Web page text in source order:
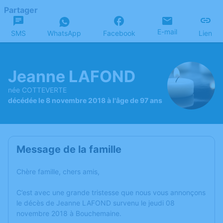
Partager
SMS WhatsApp Facebook E-mail Lien
Jeanne LAFOND
née COTTEVERTE
décédée le 8 novembre 2018 à l'âge de 97 ans
Message de la famille
Chère famille, chers amis,
C’est avec une grande tristesse que nous vous annonçons
le décès de Jeanne LAFOND survenu le jeudi 08
novembre 2018 à Bouchemaine.